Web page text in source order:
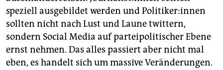
speziell ausgebildet werden und Po­li­ti­ke­r:in­nen
sollten nicht nach Lust und Laune twittern,
sondern Social Media auf parteipolitischer Ebene
ernst nehmen. Das alles passiert aber nicht mal
eben, es handelt sich um massive Veränderungen.